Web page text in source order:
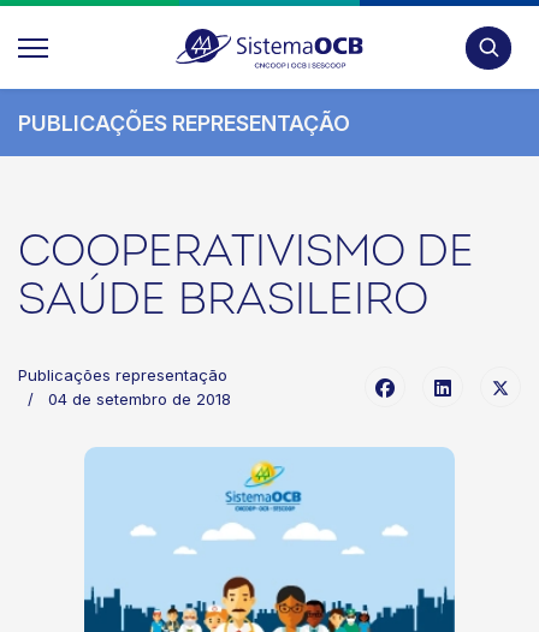
PUBLICAÇÕES REPRESENTAÇÃO
COOPERATIVISMO DE
SAÚDE BRASILEIRO
Publicações representação
04 de setembro de 2018